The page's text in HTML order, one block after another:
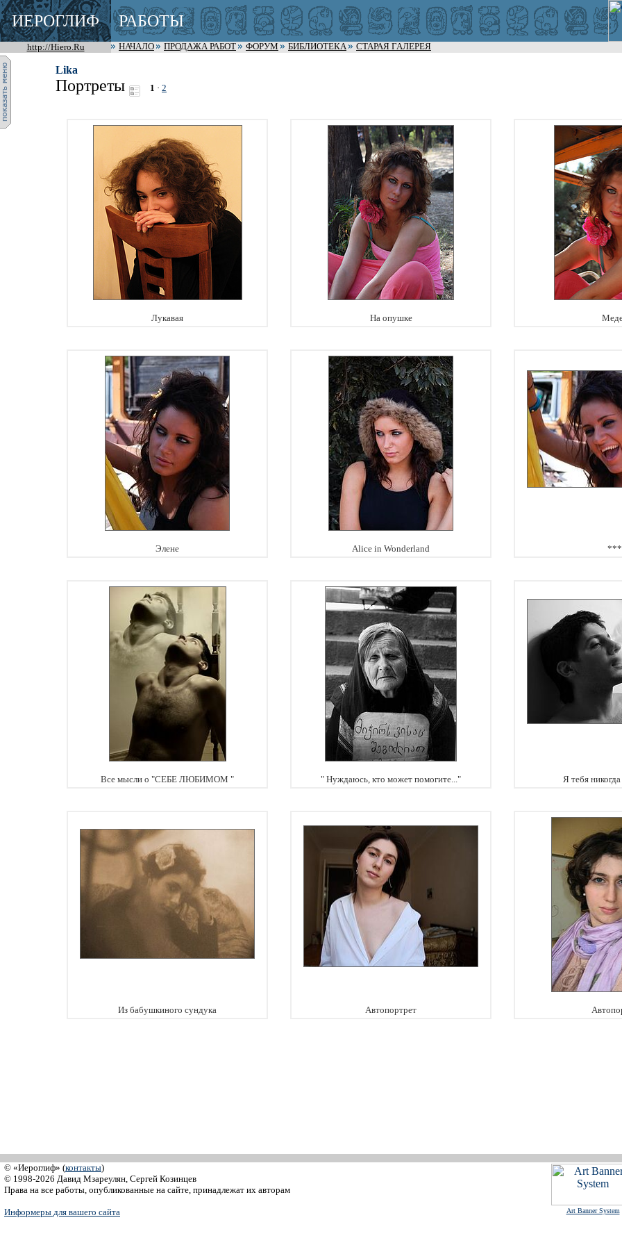
ИЕРОГЛИФ РАБОТЫ
http://Hiero.Ru НАЧАЛО ПРОДАЖА РАБОТ ФОРУМ БИБЛИОТЕКА СТАРАЯ ГАЛЕРЕЯ
Lika
Портреты 1 · 2
Лукавая На опушке
Элене Alice in Wonderland ***
Все мысли о "СЕБЕ ЛЮБИМОМ " " Нуждаюсь, кто может помогите..." Я тебя
Из бабушкиного сундука Автопортрет
© «Иероглиф» (контакты)
© 1998-2026 Давид Мзареулян, Сергей Козинцев
Права на все работы, опубликованные на сайте, принадлежат их авторам
Информеры для вашего сайта Art Banner System